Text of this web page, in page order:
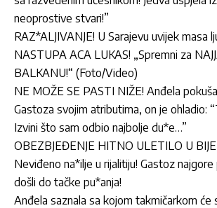
neoprostive stvari!”
RAZ*ALJIVANJE! U Sarajevu uvijek masa
NASTUPA ACA LUKAS! „Spremni za
BALKANU!“ (Foto/Video)
NE MOŽE SE PASTI NIŽE! Anđela
Gastoza svojim atributima, on je ohladio:
Izvini što sam odbio najbolje du*e…”
OBEZBJEĐENJE HITNO ULETILO U
Neviđeno na*ilje u rijalitiju! Gastoz najgore
došli do tačke pu*anja!
Anđela saznala sa kojom takmičarkom će